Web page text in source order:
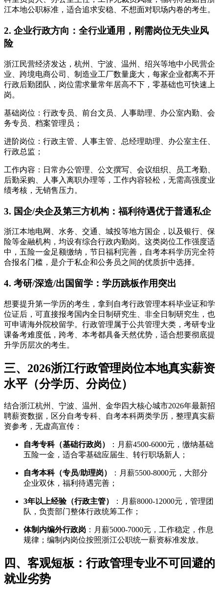
江本地公职标准，适合追求安稳、不想面对职场内卷的考生。
2. 企业行政方向：全行业通用，刚需岗位无失业风
险
浙江民营经济发达，杭州、宁波、温州、绍兴等地中小民营企
业、跨境电商公司、制造业工厂数量庞大，每家企业都离不开
行政后勤团队，岗位需求量常年居高不下，零基础也可快速上
岗。
基础岗位：行政专员、前台文员、人事助理、办公室内勤、会
务专员、档案管理员；
进阶岗位：行政主管、人事主管、总经理助理、办公室主任、
行政总监；
工作内容：日常办公管理、公文撰写、会议组织、员工考勤、
后勤采购、人事入离职办理等，工作内容轻松，无需高强度业
绩考核，无销售压力。
3. 国企/央企及第三方机构：福利待遇优于普通私企
浙江本地电网、水务、交通、城投等地方国企，以及银行、保
险等金融机构，均设有综合行政内勤岗。这类岗位工作强度适
中，五险一金足额缴纳，节日福利完善，自考本科学历完全符
合报名门槛，是介于私企和公务员之间的优质折中选择。
4. 考研/深造/出国留学：学历跳板作用突出
想要提升第一学历的考生，拿到自考行政管理本科毕业证和学
位证后，可直接报考国内全日制研究生、非全日制研究生，也
可申请海外院校留学。行政管理属于公共管理大类，考研专业
课备考难度低，跨考、本考都具备天然优势，适合想要彻底提
升学历层次的考生。
三、2026浙江行政管理岗位本地真实薪资
水平（分学历、分岗位）
结合浙江杭州、宁波、温州、金华四大核心城市2026年最新招
聘薪资数据，区分自考专科、自考本科两类学历，整理真实薪
资参考，无虚高宣传：
自考专科（基础行政岗）
：月薪4500-6000元，缴纳基础
五险一金，适合零基础应届生、转行职场新人；
自考本科（专员/助理岗）
：月薪5500-8000元，大部分
企业双休，福利待遇完善；
3年以上经验（行政主管）
：月薪8000-12000元，管理团
队，负责部门整体行政统筹工作；
体制内编外行政岗 ：月薪5000-7000元，工作稳定，作息
规律；编制内岗位按照浙江公职统一薪资标准发放。
四、客观短板：行政管理专业不可回避的
就业劣势